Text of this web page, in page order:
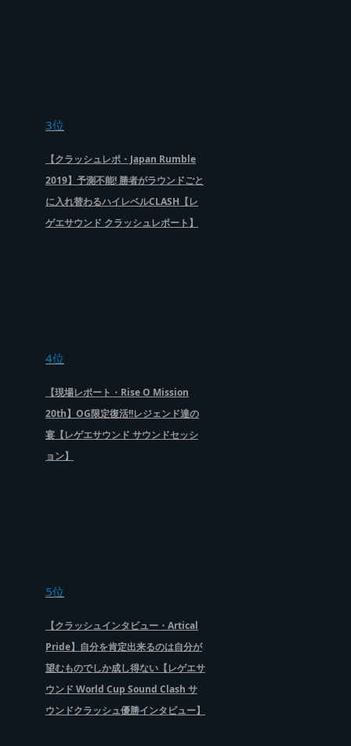
3位
【クラッシュレポ・Japan Rumble
2019】予測不能! 勝者がラウンドごと
に入れ替わるハイレベルCLASH【レ
ゲエサウンド クラッシュレポート】
4位
【現場レポート・Rise O Mission
20th】OG限定復活!!レジェンド達の
宴【レゲエサウンド サウンドセッシ
ョン】
5位
【クラッシュインタビュー・Artical
Pride】自分を肯定出来るのは自分が
望むものでしか成し得ない【レゲエサ
ウンド World Cup Sound Clash サ
ウンドクラッシュ優勝インタビュー】